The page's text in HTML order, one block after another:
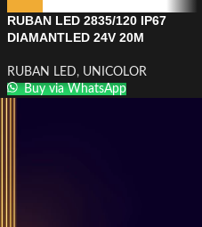
RUBAN LED 2835/120 IP67
DIAMANTLED 24V 20M
RUBAN LED, UNICOLOR
Buy via WhatsApp